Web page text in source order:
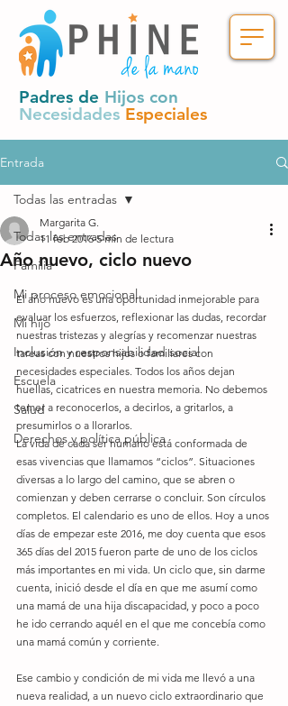
Padres de Hijos con
Necesidades Especiales
Entrada
Todas las entradas
Familia
Mi proceso emocional
Mi hijo
Inclusión y responsabilidad social
Escuela
Salud
Derechos y política pública
Todas las entradas
Año nuevo, ciclo nuevo
Margarita G.
11 feb 2016 5 min de lectura
El año nuevo es una oportunidad inmejorable para
evaluar los esfuerzos, reflexionar las dudas, recordar
nuestras tristezas y alegrías y recomenzar nuestras
tareas con nuestros hijos o familiares con
necesidades especiales. Todos los años dejan
huellas, cicatrices en nuestra memoria. No debemos
temer a reconocerlos, a decirlos, a gritarlos, a
presumirlos o a llorarlos.
La vida de cada ser humano está conformada de
esas vivencias que llamamos “ciclos”. Situaciones
diversas a lo largo del camino, que se abren o
comienzan y deben cerrarse o concluir. Son círculos
completos. El calendario es uno de ellos. Hoy a unos
días de empezar este 2016, me doy cuenta que esos
365 días del 2015 fueron parte de uno de los ciclos
más importantes en mi vida. Un ciclo que, sin darme
cuenta, inició desde el día en que me asumí como
una mamá de una hija discapacidad, y poco a poco
he ido cerrando aquél en el que me concebía como
una mamá común y corriente.
Ese cambio y condición de mi vida me llevó a una
nueva realidad, a un nuevo ciclo extraordinario que